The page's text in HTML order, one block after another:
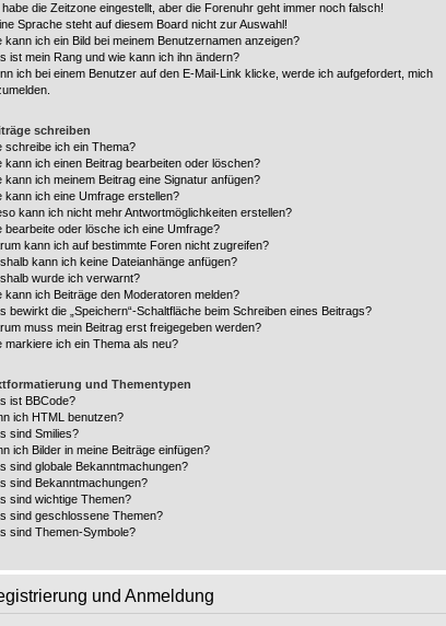
habe die Zeitzone eingestellt, aber die Forenuhr geht immer noch falsch!
Sprache steht auf diesem Board nicht zur Auswahl!
kann ich ein Bild bei meinem Benutzernamen anzeigen?
ist mein Rang und wie kann ich ihn ändern?
ich bei einem Benutzer auf den E-Mail-Link klicke, werde ich aufgefordert, mich
schreiben
schreibe ich ein Thema?
kann ich einen Beitrag bearbeiten oder löschen?
kann ich meinem Beitrag eine Signatur anfügen?
kann ich eine Umfrage erstellen?
kann ich nicht mehr Antwortmöglichkeiten erstellen?
bearbeite oder lösche ich eine Umfrage?
kann ich auf bestimmte Foren nicht zugreifen?
kann ich keine Dateianhänge anfügen?
wurde ich verwarnt?
kann ich Beiträge den Moderatoren melden?
bewirkt die „Speichern“-Schaltfläche beim Schreiben eines Beitrags?
muss mein Beitrag erst freigegeben werden?
markiere ich ein Thema als neu?
und Thementypen
ist BBCode?
ich HTML benutzen?
sind Smilies?
ich Bilder in meine Beiträge einfügen?
sind globale Bekanntmachungen?
sind Bekanntmachungen?
sind wichtige Themen?
sind geschlossene Themen?
sind Themen-Symbole?
und Anmeldung